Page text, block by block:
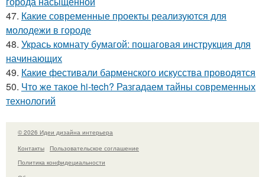
47. Какие современные проекты реализуются для
молодежи в городе
48. Укрась комнату бумагой: пошаговая инструкция для
начинающих
49. Какие фестивали барменского искусства проводятся
50. Что же такое hi-tech? Разгадаем тайны современных
технологий
© 2026 Идеи дизайна интерьера
Контакты
Пользовательское соглашение
Политика конфидециальности